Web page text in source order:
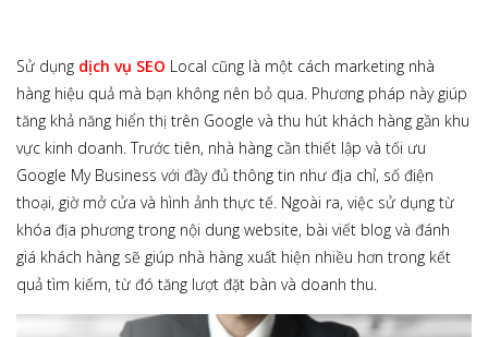
Sử dụng dịch vụ SEO Local cũng là một cách marketing nhà
hàng hiệu quả mà bạn không nên bỏ qua. Phương pháp này giúp
tăng khả năng hiển thị trên Google và thu hút khách hàng gần khu
vực kinh doanh. Trước tiên, nhà hàng cần thiết lập và tối ưu
Google My Business với đầy đủ thông tin như địa chỉ, số điện
thoại, giờ mở cửa và hình ảnh thực tế. Ngoài ra, việc sử dụng từ
khóa địa phương trong nội dung website, bài viết blog và đánh
giá khách hàng sẽ giúp nhà hàng xuất hiện nhiều hơn trong kết
quả tìm kiếm, từ đó tăng lượt đặt bàn và doanh thu.